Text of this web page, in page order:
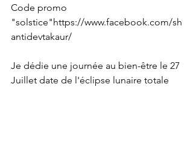
Code promo
"solstice"https://www.facebook.com/sh
antidevtakaur/
Je dédie une journée au bien-être le 27
Juillet date de l'éclipse lunaire totale